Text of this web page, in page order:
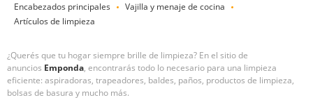
Encabezados principales
Vajilla y menaje de cocina
Artículos de limpieza
¿Querés que tu hogar siempre brille de limpieza? En el sitio de
anuncios Emponda, encontrarás todo lo necesario para una limpieza
eficiente: aspiradoras, trapeadores, baldes, paños, productos de limpieza,
bolsas de basura y mucho más.